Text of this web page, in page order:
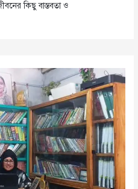
কিছু বাস্তবতা ও